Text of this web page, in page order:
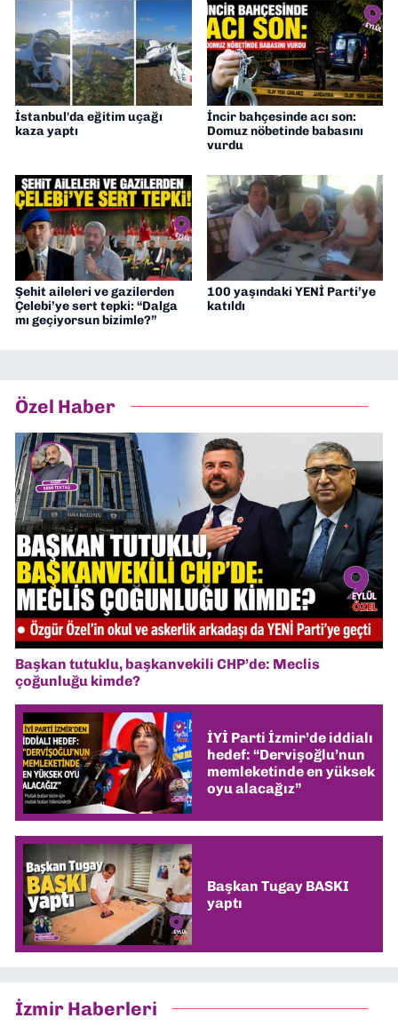
İstanbul'da eğitim uçağı
kaza yaptı
İncir bahçesinde acı son:
Domuz nöbetinde babasını
vurdu
Şehit aileleri ve gazilerden
Çelebi’ye sert tepki: “Dalga
mı geçiyorsun bizimle?”
100 yaşındaki YENİ Parti’ye
katıldı
Özel Haber
Başkan tutuklu, başkanvekili CHP’de: Meclis
çoğunluğu kimde?
İYİ Parti İzmir’de iddialı
hedef: “Dervişoğlu’nun
memleketinde en yüksek
oyu alacağız”
Başkan Tugay BASKI
yaptı
İzmir Haberleri